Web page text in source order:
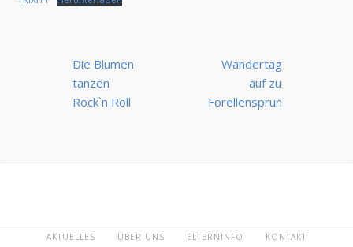
Beitrags-
Navigation
Die Blumen
tanzen
Rock`n Roll
Wandertag –
auf zum
Forellensprung!
AKTUELLES ÜBER UNS ELTERNINFO
KONTAKT